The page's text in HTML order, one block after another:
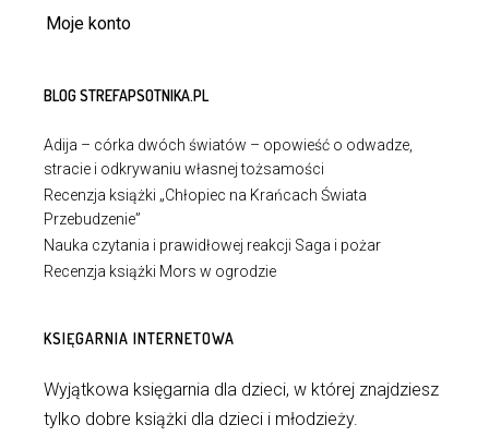
Moje konto
BLOG STREFAPSOTNIKA.PL
Adija – córka dwóch światów – opowieść o odwadze,
stracie i odkrywaniu własnej tożsamości
Recenzja książki „Chłopiec na Krańcach Świata
Przebudzenie”
Nauka czytania i prawidłowej reakcji Saga i pożar
Recenzja książki Mors w ogrodzie
KSIĘGARNIA INTERNETOWA
Wyjątkowa księgarnia dla dzieci, w której znajdziesz
tylko dobre książki dla dzieci i młodzieży.